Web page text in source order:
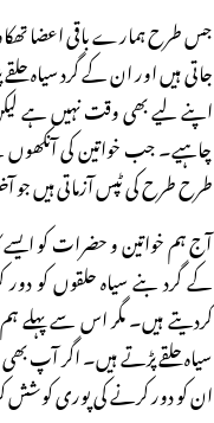
جس طرح ہمارے باقی اعضا
جاتی ہیں اور ان کے گرد سیاہ
اپنے لیے بھی وقت نہیں ہے
چاہیے۔ جب خواتین کی آنکھوں
طرح طرح کی ٹپس آزماتی ہیں جو
آج ہم خواتین و حضرات کو ایسے
کے گرد بنے سیاہ حلقوں کو
کردیتے ہیں۔ مگر اس سے پہلے
سیاہ حلقے پڑتے ہیں۔ اگر آپ
ان کو دور کرنے کی پوری